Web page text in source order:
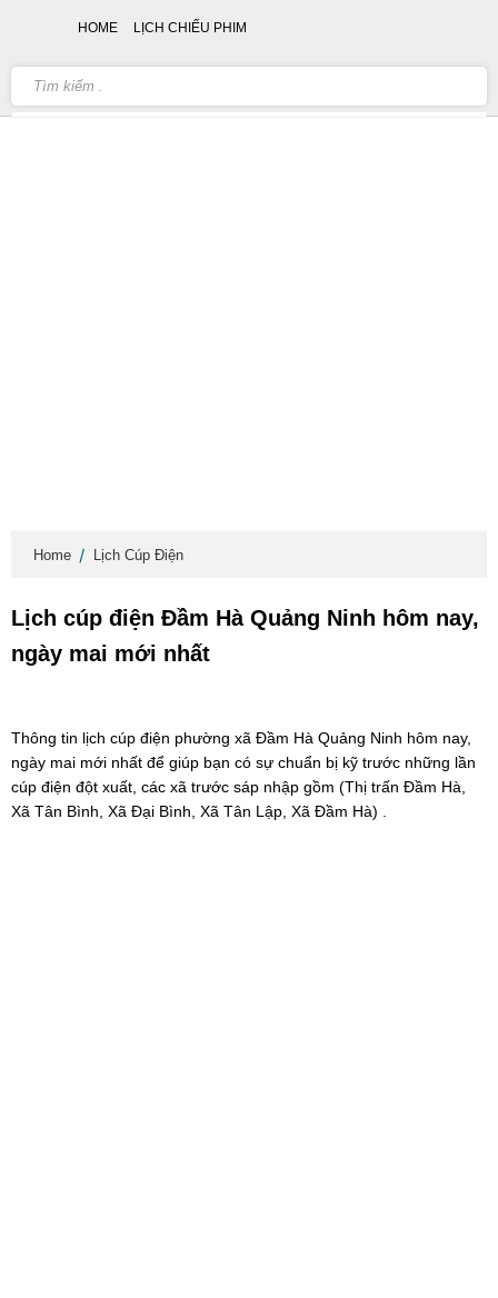
Home Lịch Cúp Điện
Lịch cúp điện Đầm Hà Quảng Ninh hôm nay,
ngày mai mới nhất
Thông tin lịch cúp điện phường xã Đầm Hà Quảng Ninh hôm nay,
ngày mai mới nhất để giúp bạn có sự chuẩn bị kỹ trước những lần
cúp điện đột xuất, các xã trước sáp nhập gồm (Thị trấn Đầm Hà,
Xã Tân Bình, Xã Đại Bình, Xã Tân Lập, Xã Đầm Hà) .
HOME LỊCH CHIẾU PHIM